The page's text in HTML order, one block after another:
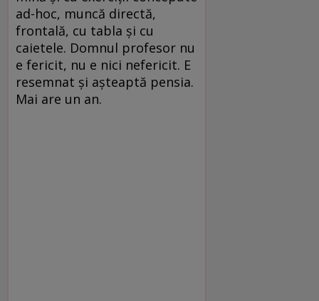
ad-hoc, muncă directă,
frontală, cu tabla şi cu
caietele. Domnul profesor nu
e fericit, nu e nici nefericit. E
resemnat şi aşteaptă pensia.
Mai are un an.